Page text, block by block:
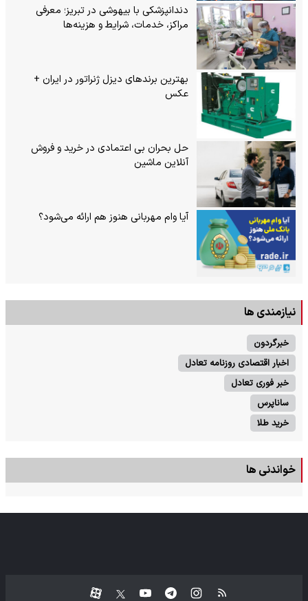
دندانپزشکی با بیهوشی در تبریز؛ معرفی
مراکز، خدمات، شرایط و هزینه‌ها
بهترین برندهای دیزل ژنراتور در ایران +
عکس
حل بحران بی‌ اعتمادی در خرید و فروش
آنلاین ماشین
آیا وام مهربانی هنوز هم ارائه می‌شود؟
نیازمندی ها
خبرگردون
اخبار اقتصادی روزنامه تعادل
خبر فوری تعادل
ساناپرس
خرید طلا
خواندنی ها